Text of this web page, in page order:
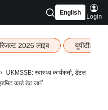
English
Login
2026 लाइव यूपीटीईटी
UKMSSB: स्वास्थ्य कार्यकर्ता, डेंटल
कार्ड डेट जानें